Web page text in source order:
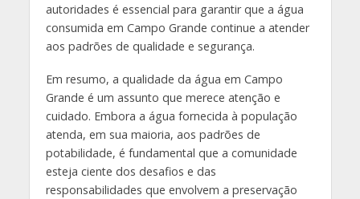
autoridades é essencial para garantir que a água
consumida em Campo Grande continue a atender
aos padrões de qualidade e segurança.
Em resumo, a qualidade da água em Campo
Grande é um assunto que merece atenção e
cuidado. Embora a água fornecida à população
atenda, em sua maioria, aos padrões de
potabilidade, é fundamental que a comunidade
esteja ciente dos desafios e das
responsabilidades que envolvem a preservação